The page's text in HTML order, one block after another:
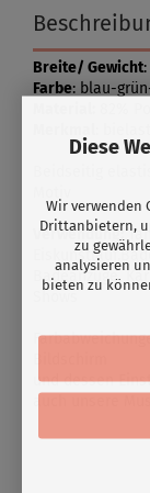
Diese
Wir verwenden
Drittanbietern,
zu
analysieren
bieten zu
Breite/ Gewicht
Farbe: blau-
Beidseitig
Verwendung:
Badeanzüge,
und dessen